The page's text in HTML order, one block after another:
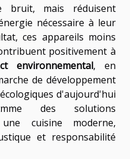
bruit, mais réduisent
nécessaire à leur
ces appareils moins
positivement à
environnemental, en
de développement
d'aujourd'hui
des solutions
cuisine moderne,
et responsabilité